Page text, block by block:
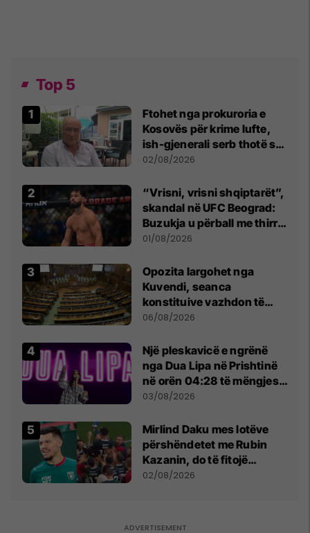
Top 5
Ftohet nga prokuroria e
Kosovës për krime lufte,
ish-gjenerali serb thotë se
dikush e tradhtoi në
02/08/2026
“Vrisni, vrisni shqiptarët”,
skandal në UFC Beograd:
Buzukja u përball me thirrje
anti-shqiptare nga
01/08/2026
Opozita largohet nga
Kuvendi, seanca
konstituive vazhdon të
shtunën në orën 11:00
06/08/2026
Një pleskavicë e ngrënë
nga Dua Lipa në Prishtinë
në orën 04:28 të mëngjesit
- dhe bota digjitale serbe
03/08/2026
Mirlind Daku mes lotëve
përshëndetet me Rubin
Kazanin, do të fitojë
miliona te Spartak Moska
02/08/2026